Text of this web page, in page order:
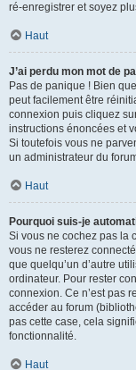
ré-enregistrer et soyez
Haut
J’ai perdu mon mot de
Pas de panique ! Bien
peut facilement être
connexion puis cliquez
instructions énoncées et
Si toutefois vous ne
un administrateur du
Haut
Pourquoi suis-je
Si vous ne cochez pas la
vous ne resterez
que quelqu’un d’autre
ordinateur. Pour rester
connexion. Ce n’est pas
accéder au forum
pas cette case, cela
fonctionnalité.
Haut